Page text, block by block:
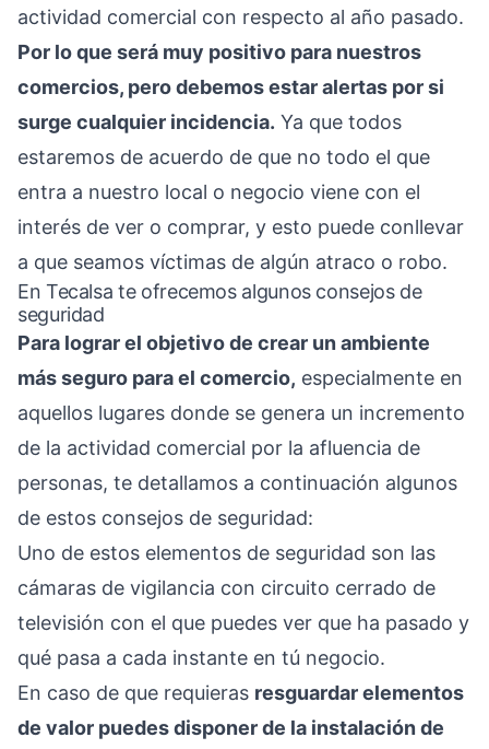
actividad comercial con respecto al año pasado.
Por lo que será muy positivo para nuestros
comercios, pero debemos estar alertas por si
surge cualquier incidencia. Ya que todos
estaremos de acuerdo de que no todo el que
entra a nuestro local o negocio viene con el
interés de ver o comprar, y esto puede conllevar
a que seamos víctimas de algún atraco o robo.
En Tecalsa te ofrecemos algunos consejos de
seguridad
Para lograr el objetivo de crear un ambiente
más seguro para el comercio, especialmente en
aquellos lugares donde se genera un incremento
de la actividad comercial por la afluencia de
personas, te detallamos a continuación algunos
de estos consejos de seguridad:
Uno de estos elementos de seguridad son las
cámaras de vigilancia con circuito cerrado de
televisión con el que puedes ver que ha pasado y
qué pasa a cada instante en tú negocio.
En caso de que requieras resguardar elementos
de valor puedes disponer de la instalación de